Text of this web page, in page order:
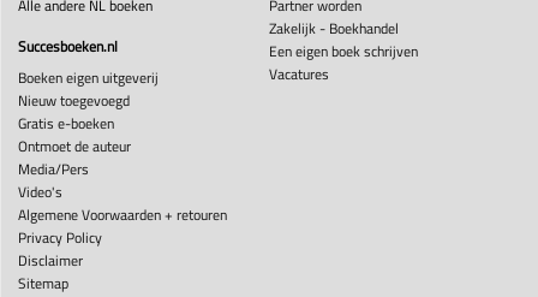
Alle andere NL boeken
Succesboeken.nl
Boeken eigen uitgeverij
Nieuw toegevoegd
Gratis e-boeken
Ontmoet de auteur
Media/Pers
Video's
Algemene Voorwaarden + retouren
Privacy Policy
Disclaimer
Sitemap
Partner worden
Zakelijk - Boekhandel
Een eigen boek schrijven
Vacatures